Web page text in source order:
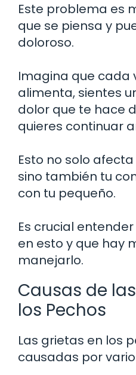
Este problema es
que se piensa y
doloroso.
Imagina que cada
alimenta, sientes
dolor que te hace
quieres continuar
Esto no solo
sino también tu
con tu pequeño.
Es crucial
en esto y que hay
manejarlo.
Causas de
los Pechos
Las grietas en los
causadas por